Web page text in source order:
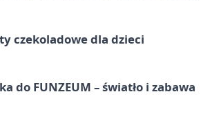
czekoladowe dla dzieci
do FUNZEUM – światło i zabawa